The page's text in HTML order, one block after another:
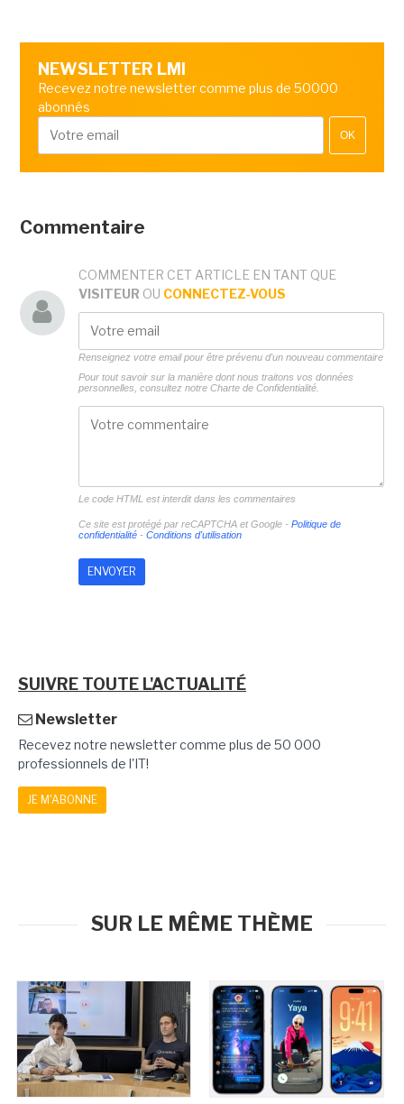
NEWSLETTER LMI
Recevez notre newsletter comme plus de 50000
abonnés
OK
Commentaire
COMMENTER CET ARTICLE EN TANT QUE
VISITEUR OU CONNECTEZ-VOUS
Renseignez votre email pour être prévenu d'un nouveau commentaire
Pour tout savoir sur la manière dont nous traitons vos données
personnelles, consultez notre Charte de Confidentialité.
Le code HTML est interdit dans les commentaires
Ce site est protégé par reCAPTCHA et Google - Politique de
confidentialité- Conditions d'utilisation
SUIVRE TOUTE L'ACTUALITÉ
Newsletter
Recevez notre newsletter comme plus de 50 000
professionnels de l'IT!
JE M'ABONNE
SUR LE MÊME THÈME